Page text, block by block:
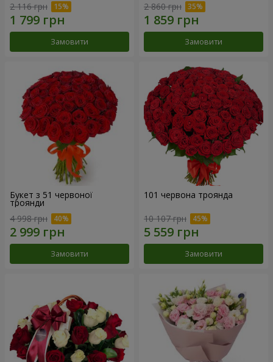
2 116 грн
Замовити
2 860 грн
Замовити
Букет з 51 червоної
троянди
4 998 грн
Замовити
101 червона троянда
10 107 грн
Замовити